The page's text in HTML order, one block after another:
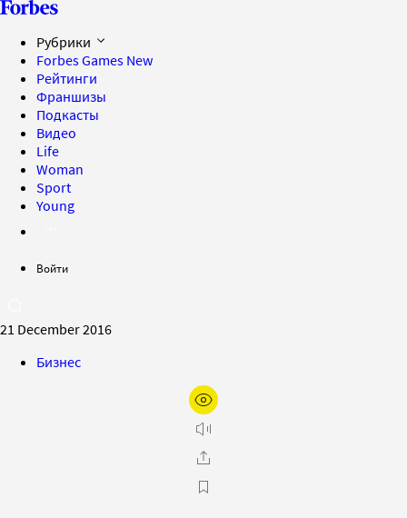
Рубрики
Forbes Games New
Рейтинги
Франшизы
Подкасты
Видео
Life
Woman
Sport
Young
Войти
21 December 2016
Бизнес